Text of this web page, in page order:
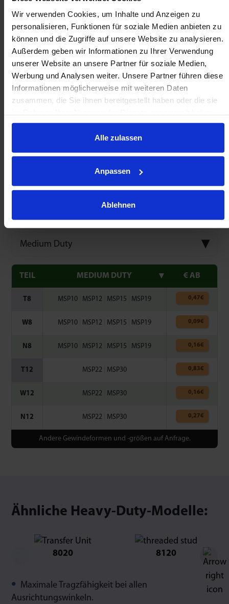
Wir verwenden Cookies, um Inhalte und Anzeigen zu
personalisieren, Funktionen für soziale Medien anbieten zu
können und die Zugriffe auf unsere Website zu analysieren.
Außerdem geben wir Informationen zu Ihrer Verwendung
unserer Website an unsere Partner für soziale Medien,
Werbung und Analysen weiter. Unsere Partner führen diese
Informationen möglicherweise mit weiteren Daten
zusammen, die Sie ihnen bereitgestellt haben oder die sie
Alle zulassen
Anpassen
Ablehnen
Unterlegscheibe + ‚T‘-
Holzeinlegesätze
Verwendung mit den Serien Heavy Duty 81 & 91,
Medium Duty MSP und Omnicaster Ball Casters.
Holzeinlagebefestigung
Befestigung mit Mutter und Unterlegscheibe
Die Merkmale werden unten angezeigt
Medium Duty
TEIL MEDIUM DUTY € AB
T8 MSP10 MSP12 MSP15 MSP19 0,47€
W8 MSP10 MSP12 MSP15 MSP19 0,09€
N8 MSP10 MSP12 MSP15 MSP19 0,16€
T12 MSP22 MSP30 0,83€
W12 MSP22 MSP30 0,16€
N12 MSP22 MSP30 0,27€
Andere Gewindeformen und -größen auf Anfrage.
Ähnliche Heavy-Duty-Modelle:
8020 8120
Maximale Tragzfähigkeit bei allen
Ausrichtungswinkeln.